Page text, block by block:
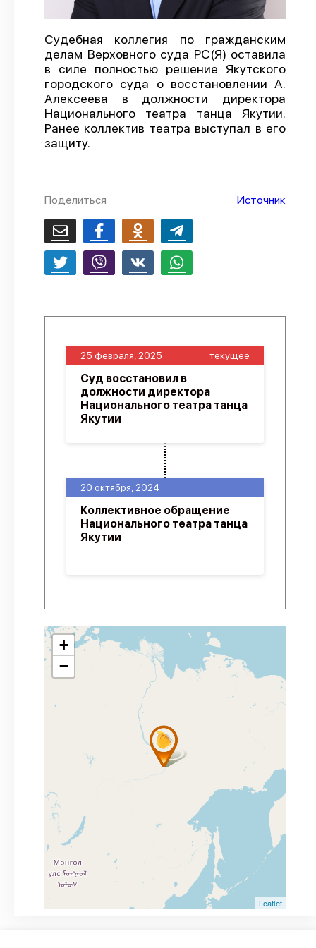
О проекте
Политика конфиденциальности
Судебная коллегия по гражданским
делам Верховного суда РС(Я) оставила
в силе полностью решение Якутского
городского суда о восстановлении А.
Алексеева в должности директора
Национального театра танца Якутии.
Ранее коллектив театра выступал в его
защиту.
Поделиться Источник
20 октября, 2024
Коллективное обращение
Национального театра танца
Якутии
25 февраля, 2025 текущее
Суд восстановил в
должности директора
Национального театра танца
Якутии
+
−
Leaflet